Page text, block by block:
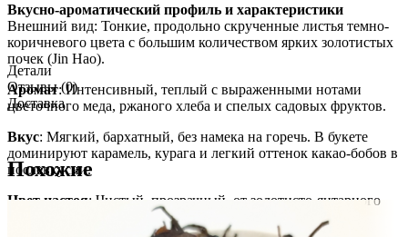
Вкусно-ароматический профиль и характеристики
Внешний вид: Тонкие, продольно скрученные листья темно-
коричневого цвета с большим количеством ярких золотистых
почек (Jin Hao).
Аромат: Интенсивный, теплый с выраженными нотами
цветочного меда, ржаного хлеба и спелых садовых фруктов.
Вкус: Мягкий, бархатный, без намека на горечь. В букете
доминируют карамель, курага и легкий оттенок какао-бобов в
послевкусии.
Цвет настоя: Чистый, прозрачный, от золотисто-янтарного
Детали
Отзывы (0)
Доставка
Похожие